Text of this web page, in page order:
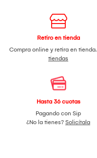
Retiro en tienda
Compra online y retira en tienda.
tiendas
Hasta 36 cuotas
Pagando con Sip
¿No la tienes? Solicítala